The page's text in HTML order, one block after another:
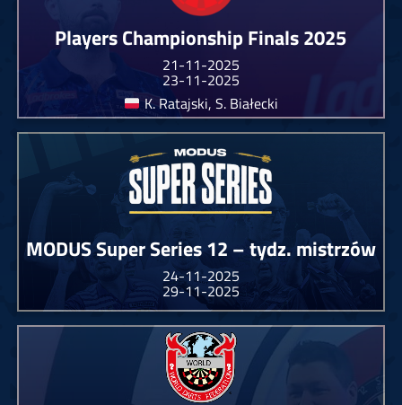
Players Championship Finals 2025
21-11-2025
23-11-2025
K. Ratajski, S. Białecki
MODUS Super Series 12 – tydz. mistrzów
24-11-2025
29-11-2025